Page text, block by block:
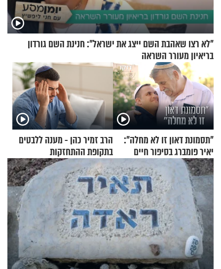
"לא רצו שאהבת השם ייצג את ישראל": חנינת השם גורדון
בריאיון מעורר השראה
"תסמונת דאון זו לא מחלה":
יאיר פומברג בסיפור חיים
מעורר השראה
הרב זמיר כהן - מענה ללבטים
בתקופת ההתחזקות